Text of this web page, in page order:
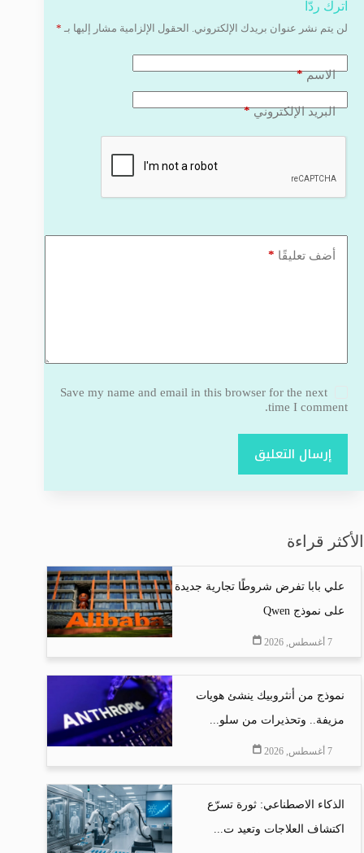
اترك ردّاً
لن يتم نشر عنوان بريدك الإلكتروني. الحقول الإلزامية مشار إليها بـ *
الاسم*
البريد الإلكتروني*
أضف تعليقًا *
Save my name and email in this browser for the next
time I comment.
إرسال التعليق
الأكثر قراءة
علي بابا تفرض شروطًا تجارية جديدة
على نموذج Qwen
7 أغسطس, 2026
نموذج من أنثروبيك ينشئ هويات
مزيفة.. وتحذيرات من سلو...
7 أغسطس, 2026
الذكاء الاصطناعي: ثورة تسرّع
اكتشاف العلاجات وتعيد ت...